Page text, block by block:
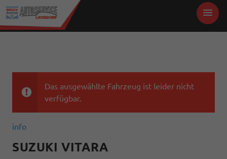
Das ausgewählte Fahrzeug ist leider nicht
verfügbar.
info
SUZUKI VITARA